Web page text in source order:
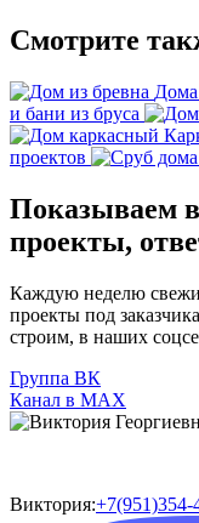
Смотрите
Дома
и бани из бруса
проектов
Показываем
проекты,
Каждую неделю
проекты под
строим, в наших
Группа ВК
Канал в МАХ
Виктория:+7(951)354-